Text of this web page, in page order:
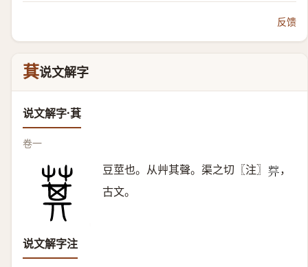
反馈
萁说文解字
说文解字·萁
卷一
豆莖也。从艸其聲。渠之切〖注〗 𦬟 ，
古文。
说文解字注